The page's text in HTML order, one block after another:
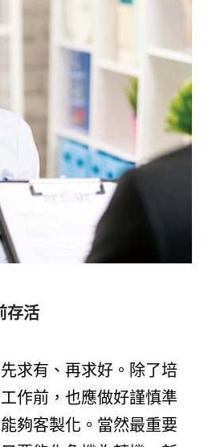
存活
求有、再求好。除了培
作前，也應做好謹慎準
夠客製化。當然最重要